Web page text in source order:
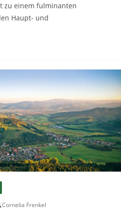
zu einem fulminanten
Haupt- und
Cornelia Frenkel